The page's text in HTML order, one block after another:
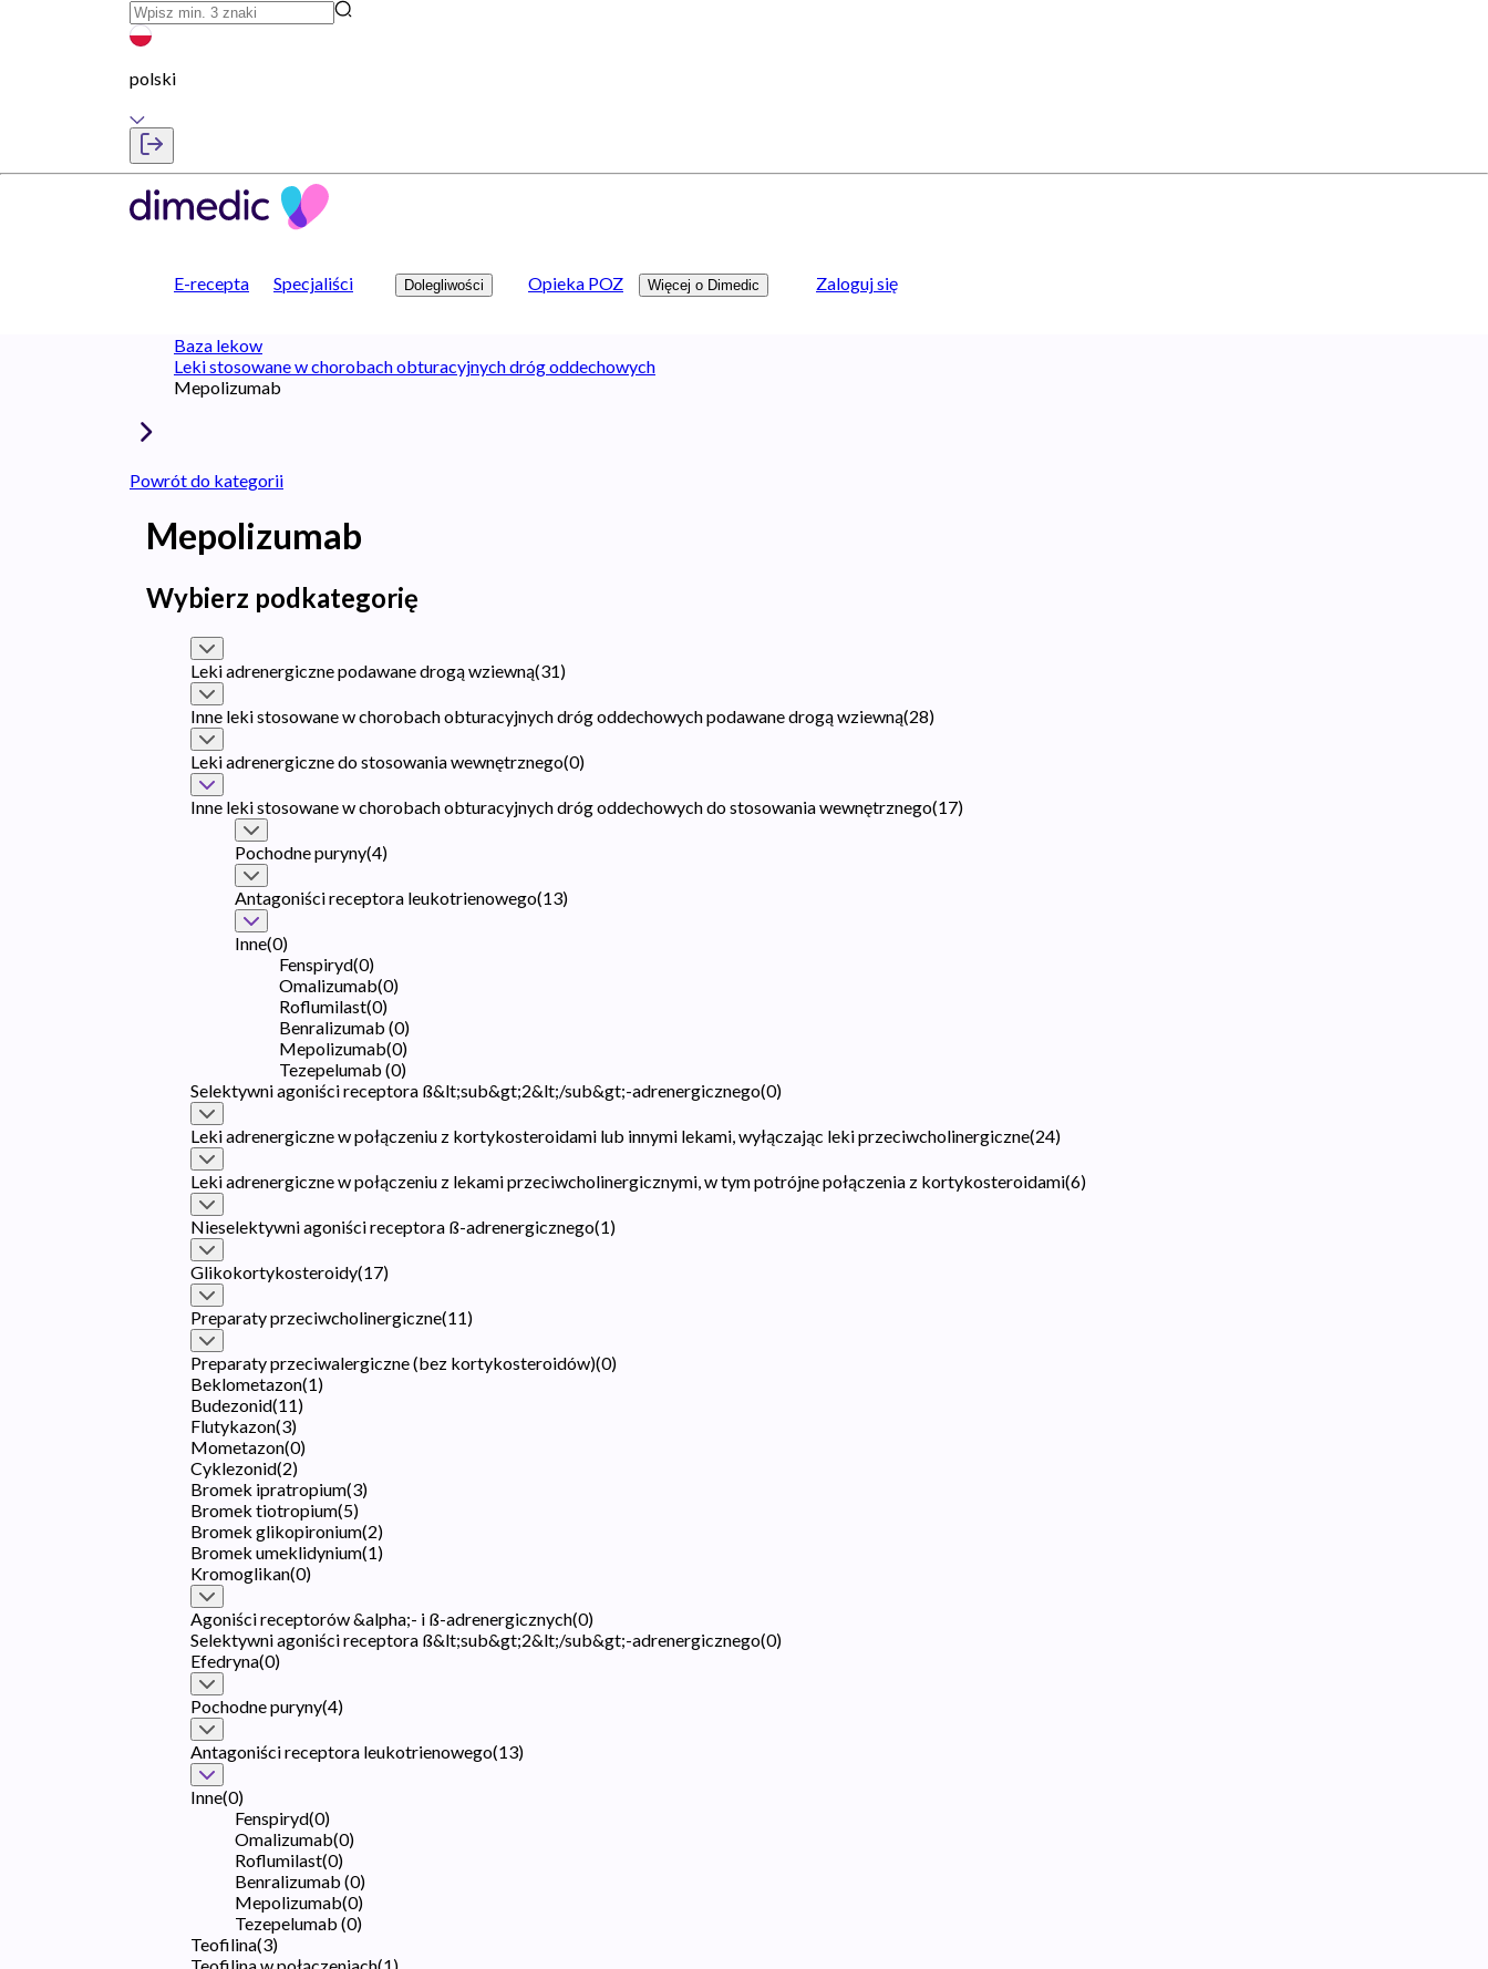
polski
E-recepta Specjaliści Dolegliwości Opieka POZ Więcej o Dimedic Zaloguj się
Baza lekow
Leki stosowane w chorobach obturacyjnych dróg oddechowych
Mepolizumab
Powrót do kategorii
Mepolizumab
Wybierz podkategorię
Leki adrenergiczne podawane drogą wziewną(31)
Inne leki stosowane w chorobach obturacyjnych dróg oddechowych podawane drogą wziewną(28)
Leki adrenergiczne do stosowania wewnętrznego(0)
Inne leki stosowane w chorobach obturacyjnych dróg oddechowych do stosowania wewnętrznego(17)
Pochodne puryny(4)
Antagoniści receptora leukotrienowego(13)
Inne(0)
Fenspiryd(0)
Omalizumab(0)
Roflumilast(0)
Benralizumab (0)
Mepolizumab(0)
Tezepelumab (0)
Selektywni agoniści receptora ß&lt;sub&gt;2&lt;/sub&gt;-adrenergicznego(0)
Leki adrenergiczne w połączeniu z kortykosteroidami lub innymi lekami, wyłączając leki przeciwcholinergiczne(24)
Leki adrenergiczne w połączeniu z lekami przeciwcholinergicznymi, w tym potrójne połączenia z kortykosteroidami(6)
Nieselektywni agoniści receptora ß-adrenergicznego(1)
Glikokortykosteroidy(17)
Preparaty przeciwcholinergiczne(11)
Preparaty przeciwalergiczne (bez kortykosteroidów)(0)
Beklometazon(1)
Budezonid(11)
Flutykazon(3)
Mometazon(0)
Cyklezonid(2)
Bromek ipratropium(3)
Bromek tiotropium(5)
Bromek glikopironium(2)
Bromek umeklidynium(1)
Kromoglikan(0)
Agoniści receptorów &alpha;- i ß-adrenergicznych(0)
Selektywni agoniści receptora ß&lt;sub&gt;2&lt;/sub&gt;-adrenergicznego(0)
Efedryna(0)
Pochodne puryny(4)
Antagoniści receptora leukotrienowego(13)
Inne(0)
Fenspiryd(0)
Omalizumab(0)
Roflumilast(0)
Benralizumab (0)
Mepolizumab(0)
Tezepelumab (0)
Teofilina(3)